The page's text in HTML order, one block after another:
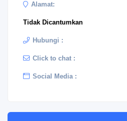
Alamat:
Tidak Dicantumkan
Hubungi :
Click to chat :
Social Media :